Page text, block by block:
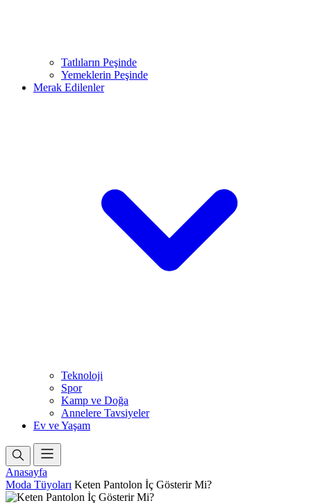
Tatlıların Peşinde
Yemeklerin Peşinde
Merak Edilenler
Teknoloji
Spor
Kamp ve Doğa
Annelere Tavsiyeler
Ev ve Yaşam
Anasayfa
Moda Tüyoları Keten Pantolon İç Gösterir Mi?